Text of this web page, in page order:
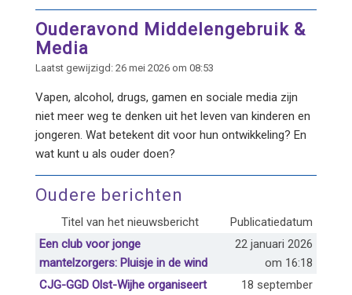
Ouderavond Middelengebruik &
Media
Laatst gewijzigd: 26 mei 2026 om 08:53
Vapen, alcohol, drugs, gamen en sociale media zijn
niet meer weg te denken uit het leven van kinderen en
jongeren. Wat betekent dit voor hun ontwikkeling? En
wat kunt u als ouder doen?
Oudere berichten
Titel van het nieuwsbericht
Publicatiedatum
Een club voor jonge
mantelzorgers: Pluisje in de wind
22 januari 2026
om 16:18
CJG-GGD Olst-Wijhe organiseert
18 september